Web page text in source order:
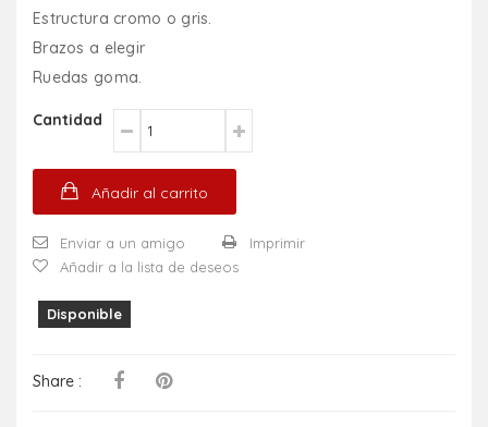
Estructura cromo o gris.
Brazos a elegir
Ruedas goma.
Cantidad
Añadir al carrito
Enviar a un amigo
Imprimir
Añadir a la lista de deseos
Disponible
Share :